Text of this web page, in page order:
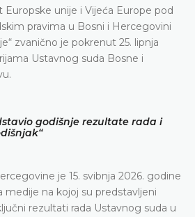
Europske unije i Vijeća Europe pod
pravima u Bosni i Hercegovini
zvanično je pokrenut 25. lipnja
Ustavnog suda Bosne i
godišnje rezultate rada i
je 15. svibnja 2026. godine
medije na kojoj su predstavljeni
rezultati rada Ustavnog suda u